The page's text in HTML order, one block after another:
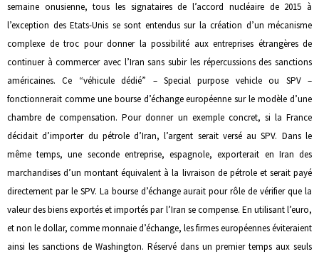
semaine onusienne, tous les signataires de l’accord nucléaire de 2015 à
l’exception des Etats-Unis se sont entendus sur la création d’un mécanisme
complexe de troc pour donner la possibilité aux entreprises étrangères de
continuer à commercer avec l’Iran sans subir les répercussions des sanctions
américaines. Ce “véhicule dédié” – Special purpose vehicle ou SPV –
fonctionnerait comme une bourse d’échange européenne sur le modèle d’une
chambre de compensation. Pour donner un exemple concret, si la France
décidait d’importer du pétrole d’Iran, l’argent serait versé au SPV. Dans le
même temps, une seconde entreprise, espagnole, exporterait en Iran des
marchandises d’un montant équivalent à la livraison de pétrole et serait payé
directement par le SPV. La bourse d’échange aurait pour rôle de vérifier que la
valeur des biens exportés et importés par l’Iran se compense. En utilisant l’euro,
et non le dollar, comme monnaie d’échange, les firmes européennes éviteraient
ainsi les sanctions de Washington. Réservé dans un premier temps aux seuls